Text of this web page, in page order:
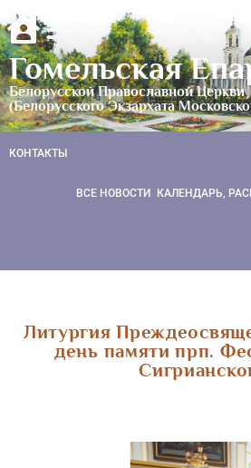
Гомельская
Белорусской Православной Церкви
(Белорусского Экзархата
КОНТАКТЫ
ВСЕ НОВОСТИ КАЛЕНДАРЬ,
Литургия
день памяти прп.